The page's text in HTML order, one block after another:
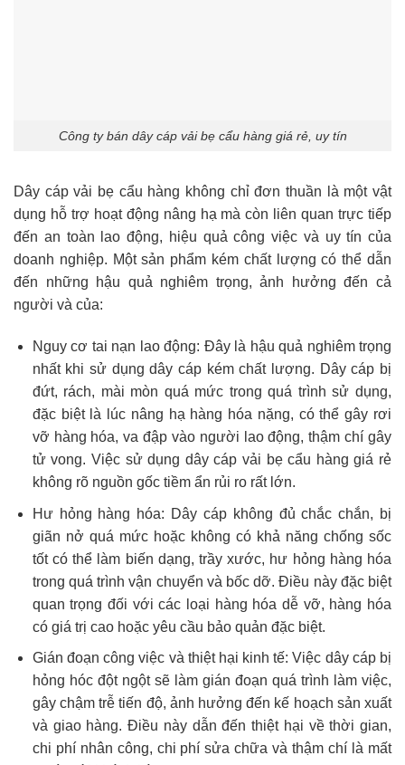
Công ty bán dây cáp vải bẹ cẩu hàng giá rẻ, uy tín
Dây cáp vải bẹ cẩu hàng không chỉ đơn thuần là một vật
dụng hỗ trợ hoạt động nâng hạ mà còn liên quan trực tiếp
đến an toàn lao động, hiệu quả công việc và uy tín của
doanh nghiệp. Một sản phẩm kém chất lượng có thể dẫn
đến những hậu quả nghiêm trọng, ảnh hưởng đến cả
người và của:
Nguy cơ tai nạn lao động: Đây là hậu quả nghiêm trọng
nhất khi sử dụng dây cáp kém chất lượng. Dây cáp bị
đứt, rách, mài mòn quá mức trong quá trình sử dụng,
đặc biệt là lúc nâng hạ hàng hóa nặng, có thể gây rơi
vỡ hàng hóa, va đập vào người lao động, thậm chí gây
tử vong. Việc sử dụng dây cáp vải bẹ cẩu hàng giá rẻ
không rõ nguồn gốc tiềm ẩn rủi ro rất lớn.
Hư hỏng hàng hóa: Dây cáp không đủ chắc chắn, bị
giãn nở quá mức hoặc không có khả năng chống sốc
tốt có thể làm biến dạng, trầy xước, hư hỏng hàng hóa
trong quá trình vận chuyển và bốc dỡ. Điều này đặc biệt
quan trọng đối với các loại hàng hóa dễ vỡ, hàng hóa
có giá trị cao hoặc yêu cầu bảo quản đặc biệt.
Gián đoạn công việc và thiệt hại kinh tế: Việc dây cáp bị
hỏng hóc đột ngột sẽ làm gián đoạn quá trình làm việc,
gây chậm trễ tiến độ, ảnh hưởng đến kế hoạch sản xuất
và giao hàng. Điều này dẫn đến thiệt hại về thời gian,
chi phí nhân công, chi phí sửa chữa và thậm chí là mất